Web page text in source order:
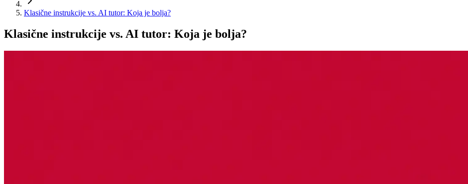
Klasične instrukcije vs. AI tutor: Koja je bolja?
Klasične instrukcije vs. AI tutor: Koja je bolja?